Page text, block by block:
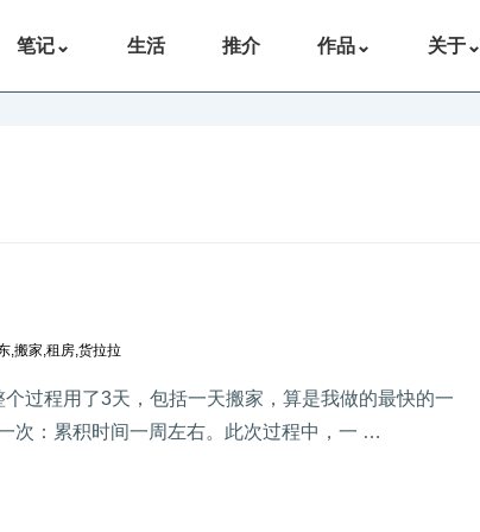
笔记⌄ 生活 推介 作品⌄ 关于⌄
,搬家,租房,货拉拉
过程用了3天，包括一天搬家，算是我做的最快的一
次：累积时间一周左右。此次过程中，一 …